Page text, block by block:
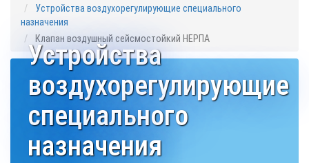
Устройства воздухорегулирующие специального
назначения
Клапан воздушный сейсмостойкий НЕРПА
Устройства
воздухорегулирующие
специального
назначения